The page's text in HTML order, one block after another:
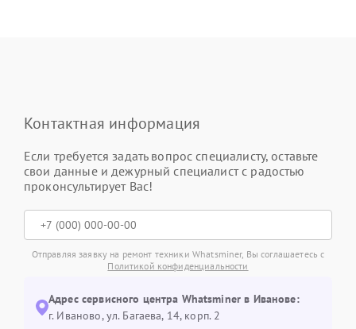
Контактная информация
Если требуется задать вопрос специалисту, оставьте
свои данные и дежурный специалист с радостью
проконсультирует Вас!
Отправляя заявку на ремонт техники Whatsminer, Вы соглашаетесь с
Политикой конфиденциальности
Адрес сервисного центра Whatsminer в Иванове:
г. Иваново, ул. Багаева, 14, корп. 2